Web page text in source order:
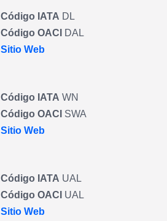
Código IATA DL
Código OACI
DAL
Sitio Web
Código IATA WN
Código OACI SWA
Sitio Web
Código IATA UAL
Código OACI UAL
Sitio Web